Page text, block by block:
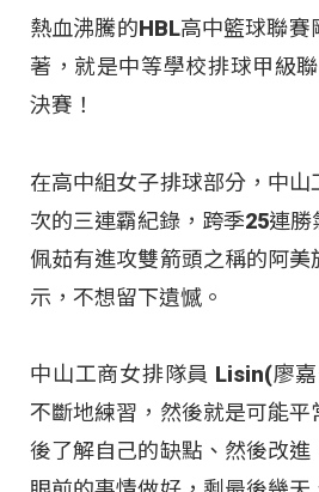
熱血沸騰的HBL高中籃球聯賽
著，就是中等學校排球甲級
決賽！
在高中組女子排球部分，中
次的三連霸紀錄，跨季25連
佩茹有進攻雙箭頭之稱的阿
示，不想留下遺憾。
中山工商女排隊員 Lisin(廖
不斷地練習，然後就是可能平
後了解自己的缺點、然後改